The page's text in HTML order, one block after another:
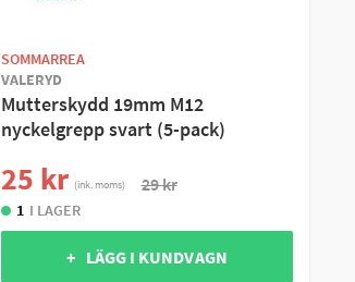
SOMMARREA
VALERYD
Mutterskydd 19mm M12
nyckelgrepp svart (5-pack)
25 kr (ink. moms) 29 kr
1 I LAGER
+ LÄGG I KUNDVAGN